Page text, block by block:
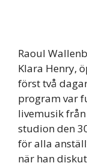
Raoul
Klara Henry,
först två
program var
livemusik från
studion den
för alla
när han